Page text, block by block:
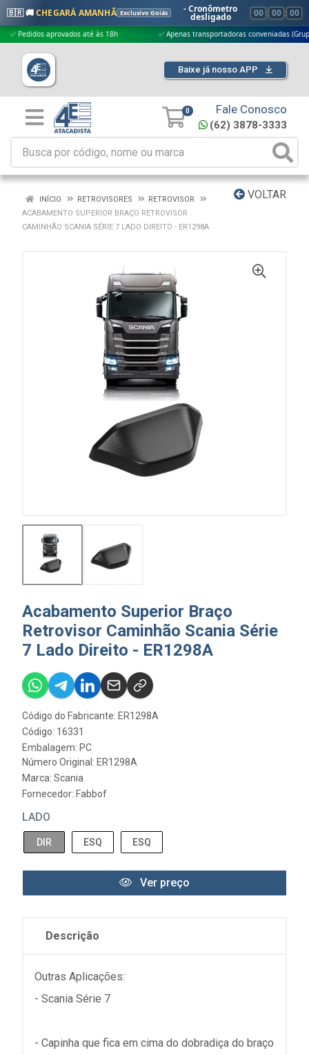
🇧🇷 🚚CHEGARÁ AMANHÃ Exclusivo Goiás - Cronômetro
desligado 00 : 00 : 00
aprovados até às 18h ✅ Apenas transportadoras conveniadas (Grupo G5)
Baixe já nosso APP
0 Fale Conosco
(62) 3878-3333
VOLTAR
INÍCIO RETROVISORES
RETROVISOR
ACABAMENTO SUPERIOR BRAÇO RETROVISOR
CAMINHÃO SCANIA SÉRIE 7 LADO DIREITO - ER1298A
Acabamento Superior Braço
Retrovisor Caminhão Scania Série
7 Lado Direito - ER1298A
Código do Fabricante: ER1298A
Código: 16331
Embalagem: PC
Número Original: ER1298A
Marca: Scania
Fornecedor: Fabbof
LADO
DIR ESQ ESQ
Ver preço
Descrição
Outras Aplicações:
- Scania Série 7
- Capinha que fica em cima do dobradiça do braço